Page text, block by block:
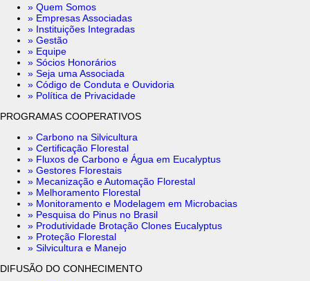
» Quem Somos
» Empresas Associadas
» Instituições Integradas
» Gestão
» Equipe
» Sócios Honorários
» Seja uma Associada
» Código de Conduta e Ouvidoria
» Política de Privacidade
PROGRAMAS COOPERATIVOS
» Carbono na Silvicultura
» Certificação Florestal
» Fluxos de Carbono e Água em Eucalyptus
» Gestores Florestais
» Mecanização e Automação Florestal
» Melhoramento Florestal
» Monitoramento e Modelagem em Microbacias
» Pesquisa do Pinus no Brasil
» Produtividade Brotação Clones Eucalyptus
» Proteção Florestal
» Silvicultura e Manejo
DIFUSÃO DO CONHECIMENTO